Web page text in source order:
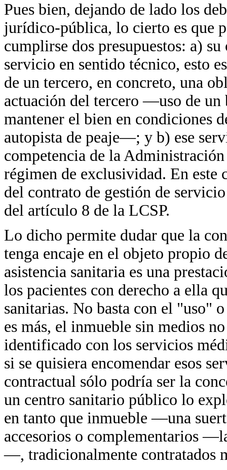
Pues bien, dejando de lado los
jurídico-pública, lo cierto es que
cumplirse dos presupuestos: a)
servicio en sentido técnico, esto
de un tercero, en concreto, una
actuación del tercero —uso de
mantener el bien en condiciones
autopista de peaje—; y b) ese
competencia de la
régimen de exclusividad. En este
del contrato de gestión de
del artículo 8 de la LCSP.
Lo dicho permite dudar que la
tenga encaje en el objeto propio
asistencia sanitaria es una
los pacientes con derecho a ella
sanitarias. No basta con el "uso"
es más, el inmueble sin medios
identificado con los servicios
si se quisiera encomendar esos
contractual sólo podría ser la
un centro sanitario público lo
en tanto que inmueble —una
accesorios o complementarios
—, tradicionalmente contratados